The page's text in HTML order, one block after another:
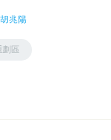
胡兆陽
劃區